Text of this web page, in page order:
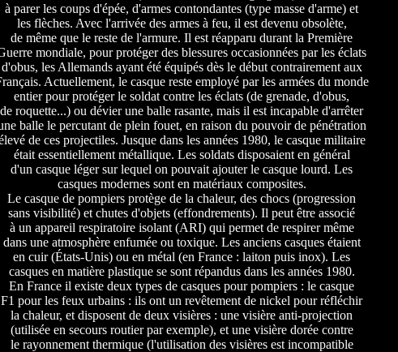
à parer les coups d'épée, d'armes contondantes (type masse d'arme) et
les flèches. Avec l'arrivée des armes à feu, il est devenu obsolète,
de même que le reste de l'armure. Il est réapparu durant la Première
mondiale, pour protéger des blessures occasionnées par les éclats
d'obus, les Allemands ayant été équipés dès le début contrairement aux
Actuellement, le casque reste employé par les armées du monde
entier pour protéger le soldat contre les éclats (de grenade, d'obus,
de roquette...) ou dévier une balle rasante, mais il est incapable d'arrêter
balle le percutant de plein fouet, en raison du pouvoir de pénétration
de ces projectiles. Jusque dans les années 1980, le casque militaire
était essentiellement métallique. Les soldats disposaient en général
d'un casque léger sur lequel on pouvait ajouter le casque lourd. Les
casques modernes sont en matériaux composites.
Le casque de pompiers protège de la chaleur, des chocs (progression
sans visibilité) et chutes d'objets (effondrements). Il peut être associé
à un appareil respiratoire isolant (ARI) qui permet de respirer même
dans une atmosphère enfumée ou toxique. Les anciens casques étaient
en cuir (États-Unis) ou en métal (en France : laiton puis inox). Les
casques en matière plastique se sont répandus dans les années 1980.
En France il existe deux types de casques pour pompiers : le casque
F1 pour les feux urbains : ils ont un revêtement de nickel pour réfléchir
la chaleur, et disposent de deux visières : une visière anti-projection
(utilisée en secours routier par exemple), et une visière dorée contre
le rayonnement thermique (l'utilisation des visières est incompatible